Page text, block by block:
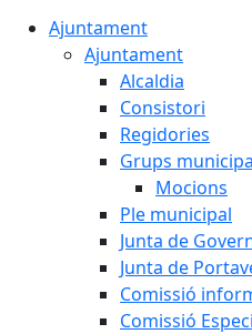
Ajuntament
Ajuntament
Alcaldia
Consistori
Regidories
Grups
Mocions
Ple municipal
Junta de
Junta de
Comissió
Comissió